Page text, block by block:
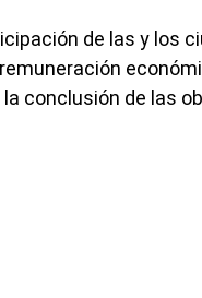
de las y los
conclusión de las